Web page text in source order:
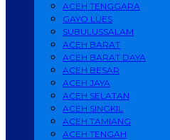
ACEH TENGGARA
GAYO LUES
SUBULUSSALAM
ACEH BARAT
ACEH BARAT DAYA
ACEH BESAR
ACEH JAYA
ACEH SELATAN
ACEH SINGKIL
ACEH TAMIANG
ACEH TENGAH